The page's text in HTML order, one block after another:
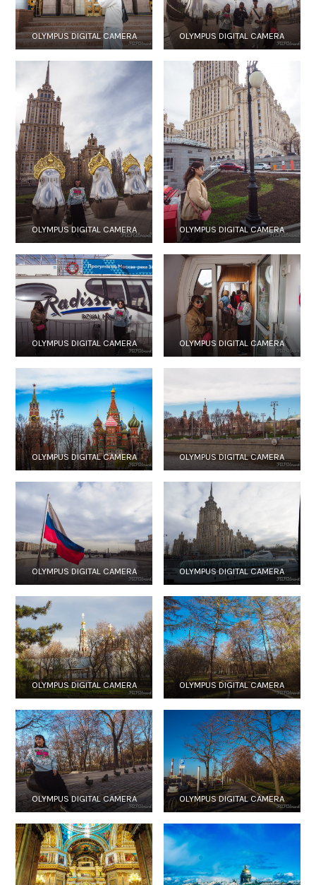
OLYMPUS DIGITAL CAMERA OLYMPUS DIGITAL CAMERA
OLYMPUS DIGITAL CAMERA OLYMPUS DIGITAL CAMERA
OLYMPUS DIGITAL CAMERA OLYMPUS DIGITAL CAMERA
OLYMPUS DIGITAL CAMERA OLYMPUS DIGITAL CAMERA
OLYMPUS DIGITAL CAMERA OLYMPUS DIGITAL CAMERA
OLYMPUS DIGITAL CAMERA OLYMPUS DIGITAL CAMERA
OLYMPUS DIGITAL CAMERA OLYMPUS DIGITAL CAMERA